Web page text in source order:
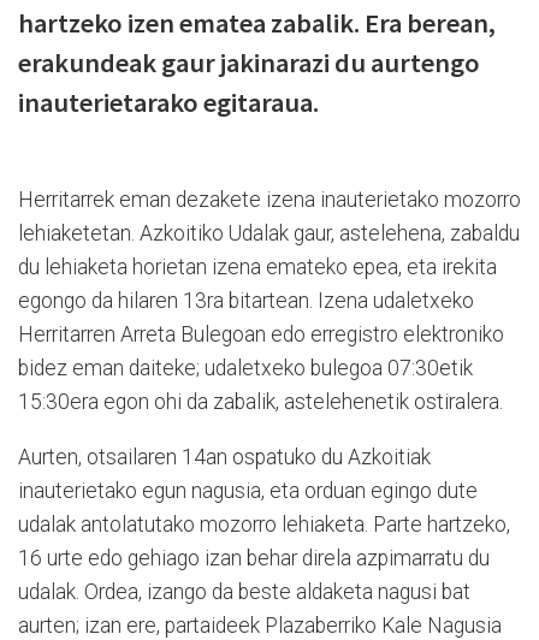
hartzeko izen ematea zabalik. Era berean,
erakundeak gaur jakinarazi du aurtengo
inauterietarako egitaraua.
Herritarrek eman dezakete izena inauterietako mozorro
lehiaketetan. Azkoitiko Udalak gaur, astelehena, zabaldu
du lehiaketa horietan izena emateko epea, eta irekita
egongo da hilaren 13ra bitartean. Izena udaletxeko
Herritarren Arreta Bulegoan edo erregistro elektroniko
bidez eman daiteke; udaletxeko bulegoa 07:30etik
15:30era egon ohi da zabalik, astelehenetik ostiralera.
Aurten, otsailaren 14an ospatuko du Azkoitiak
inauterietako egun nagusia, eta orduan egingo dute
udalak antolatutako mozorro lehiaketa. Parte hartzeko,
16 urte edo gehiago izan behar direla azpimarratu du
udalak. Ordea, izango da beste aldaketa nagusi bat
aurten; izan ere, partaideek Plazaberriko Kale Nagusia